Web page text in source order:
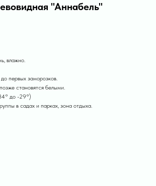
"Аннабель"
влажно.
первых заморозков.
становятся белыми.
до -29°)
в садах и парках, зона отдыха.